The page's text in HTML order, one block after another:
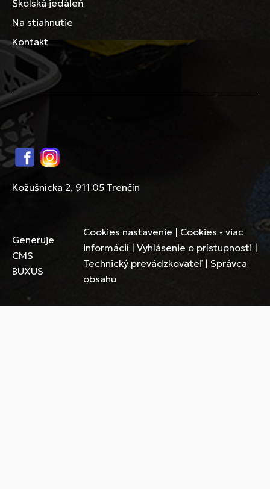
Školská jedáleň
Na stiahnutie
Kontakt
FacebookInstagram
Kožušnícka 2, 911 05 Trenčín
Generuje
CMS
BUXUS
Cookies nastavenie | Cookies - viac
informácií | Vyhlásenie o prístupnosti |
Technický prevádzkovateľ | Správca
obsahu